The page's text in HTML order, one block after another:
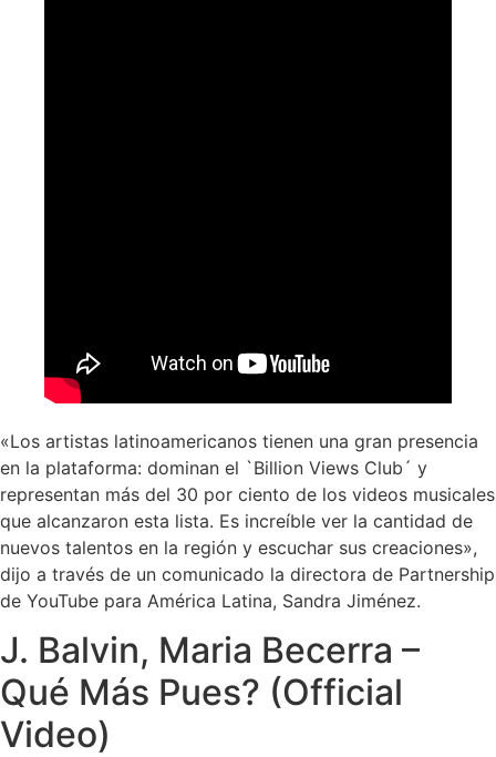
«Los artistas latinoamericanos tienen una gran presencia
en la plataforma: dominan el `Billion Views Club´ y
representan más del 30 por ciento de los videos musicales
que alcanzaron esta lista. Es increíble ver la cantidad de
nuevos talentos en la región y escuchar sus creaciones»,
dijo a través de un comunicado la directora de Partnership
de YouTube para América Latina, Sandra Jiménez.
J. Balvin, Maria Becerra –
Qué Más Pues? (Official
Video)